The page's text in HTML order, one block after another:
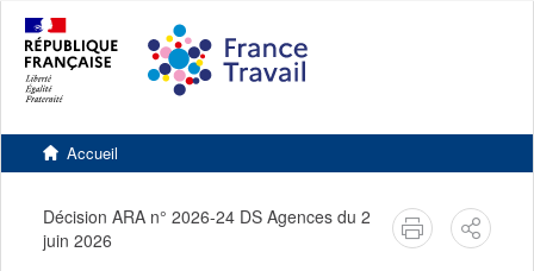
contenu
principal
pied
page
contrastée
à
Accueil
imprimer
Décision ARA n° 2026-24 DS Agences du 2
juin 2026